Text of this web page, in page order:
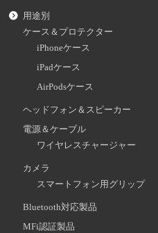
用途別
ケース＆プロテクター
iPhoneケース
iPadケース
AirPodsケース
ヘッドフォン＆スピーカー
電源＆ケーブル
ワイヤレスチャージャー
カメラ
スマートフォン用グリップ
Bluetooth対応製品
MFi認証製品